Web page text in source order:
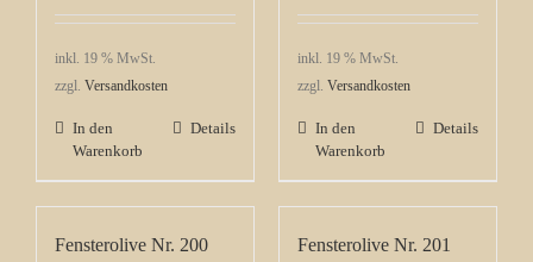
inkl. 19 % MwSt.
zzgl. Versandkosten
In den
Warenkorb
Details
inkl. 19 % MwSt.
zzgl. Versandkosten
In den
Warenkorb
Details
Fensterolive Nr. 200
Fensterolive Nr. 201